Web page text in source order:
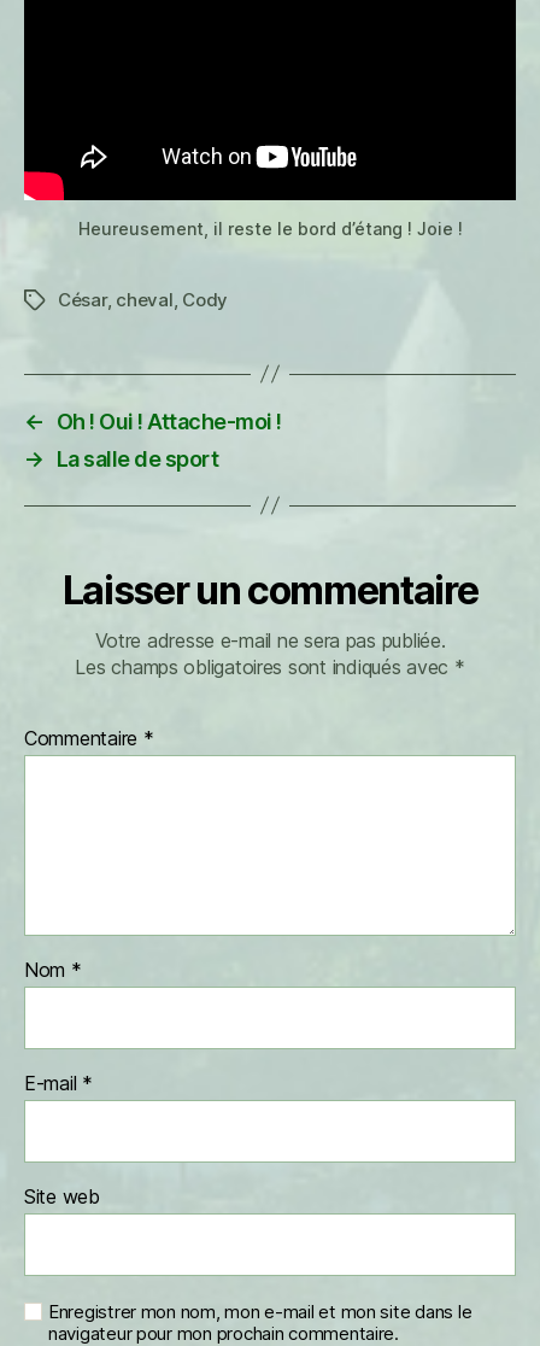
Heureusement, il reste le bord d’étang ! Joie !
Étiquettes
César, cheval Cody
←
Oh ! Oui ! Attache-moi !
→
La salle de sport
Laisser un commentaire
Votre adresse e-mail ne sera pas publiée.
Les champs obligatoires sont indiqués avec *
Commentaire *
Nom *
E-mail *
Site web
Enregistrer mon nom, mon e-mail et mon site dans le
navigateur pour mon prochain commentaire.